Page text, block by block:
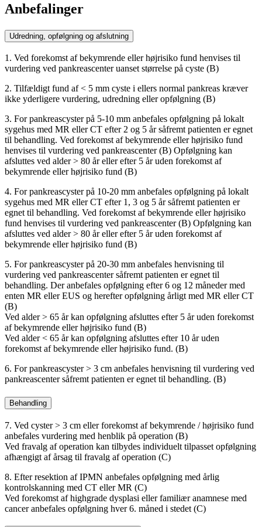
Anbefalinger
Udredning, opfølgning og afslutning
1. Ved forekomst af bekymrende eller højrisiko fund henvises til
vurdering ved pankreascenter uanset størrelse på cyste (B)
2. Tilfældigt fund af < 5 mm cyste i ellers normal pankreas kræver
ikke yderligere vurdering, udredning eller opfølgning (B)
3. For pankreascyster på 5-10 mm anbefales opfølgning på lokalt
sygehus med MR eller CT efter 2 og 5 år såfremt patienten er egnet
til behandling. Ved forekomst af bekymrende eller højrisiko fund
henvises til vurdering ved pankreascenter (B) Opfølgning kan
afsluttes ved alder > 80 år eller efter 5 år uden forekomst af
bekymrende eller højrisiko fund (B)
4. For pankreascyster på 10-20 mm anbefales opfølgning på lokalt
sygehus med MR eller CT efter 1, 3 og 5 år såfremt patienten er
egnet til behandling. Ved forekomst af bekymrende eller højrisiko
fund henvises til vurdering ved pankreascenter (B) Opfølgning kan
afsluttes ved alder > 80 år eller efter 5 år uden forekomst af
bekymrende eller højrisiko fund (B)
5. For pankreascyster på 20-30 mm anbefales henvisning til
vurdering ved pankreascenter såfremt patienten er egnet til
behandling. Der anbefales opfølgning efter 6 og 12 måneder med
enten MR eller EUS og herefter opfølgning årligt med MR eller CT
(B)
Ved alder > 65 år kan opfølgning afsluttes efter 5 år uden forekomst
af bekymrende eller højrisiko fund (B)
Ved alder < 65 år kan opfølgning afsluttes efter 10 år uden
forekomst af bekymrende eller højrisiko fund. (B)
6. For pankreascyster > 3 cm anbefales henvisning til vurdering ved
pankreascenter såfremt patienten er egnet til behandling. (B)
Behandling
7. Ved cyster > 3 cm eller forekomst af bekymrende / højrisiko fund
anbefales vurdering med henblik på operation (B)
Ved fravalg af operation kan tilbydes individuelt tilpasset opfølgning
afhængigt af årsag til fravalg af operation (C)
8. Efter resektion af IPMN anbefales opfølgning med årlig
kontrolskanning med CT eller MR (C)
Ved forekomst af highgrade dysplasi eller familiær anamnese med
cancer anbefales opfølgning hver 6. måned i stedet (C)